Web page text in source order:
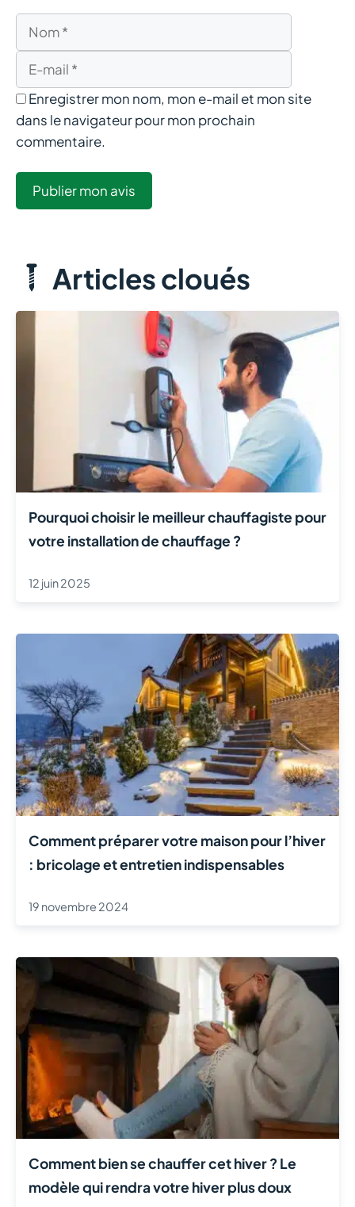
Nom
mail
Enregistrer mon nom, mon e-mail et mon site
dans le navigateur pour mon prochain
commentaire.
Articles cloués
Pourquoi choisir le meilleur chauffagiste pour
votre installation de chauffage ?
12 juin 2025
Comment préparer votre maison pour l’hiver
: bricolage et entretien indispensables
19 novembre 2024
Comment bien se chauffer cet hiver ? Le
modèle qui rendra votre hiver plus doux